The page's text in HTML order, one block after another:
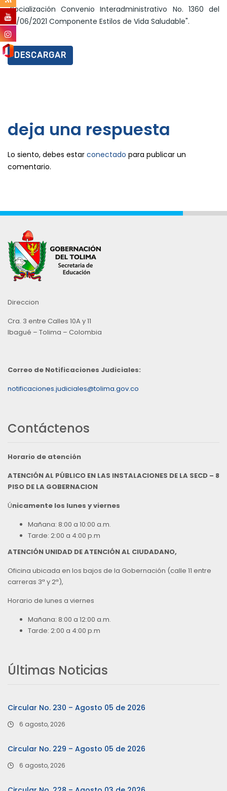
"Socialización Convenio Interadministrativo No. 1360 del
30/06/2021 Componente Estilos de Vida Saludable".
DESCARGAR
deja una respuesta
Lo siento, debes estar conectado para publicar un
comentario.
Direccion
Cra. 3 entre Calles 10A y 11
Ibagué – Tolima – Colombia
Correo de Notificaciones Judiciales:
notificaciones.judiciales@tolima.gov.co
Contáctenos
Horario de atención
ATENCIÓN AL PÚBLICO EN LAS INSTALACIONES DE LA SECD – 8
PISO DE LA GOBERNACION
Únicamente los lunes y viernes
Mañana: 8:00 a 10:00 a.m.
Tarde: 2:00 a 4:00 p.m
ATENCIÓN UNIDAD DE ATENCIÓN AL CIUDADANO,
Oficina ubicada en los bajos de la Gobernación (calle 11 entre
carreras 3ª y 2ª),
Horario de lunes a viernes
Mañana: 8:00 a 12:00 a.m.
Tarde: 2:00 a 4:00 p.m
Últimas Noticias
Circular No. 230 – Agosto 05 de 2026
6 agosto, 2026
Circular No. 229 – Agosto 05 de 2026
6 agosto, 2026